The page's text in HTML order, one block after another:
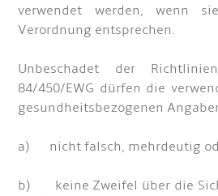
verwendet werden, wenn
Verordnung entsprechen.
Unbeschadet der
84/450/EWG dürfen die
gesundheitsbezogenen
a) nicht falsch, mehrdeutig
b) keine Zweifel über die